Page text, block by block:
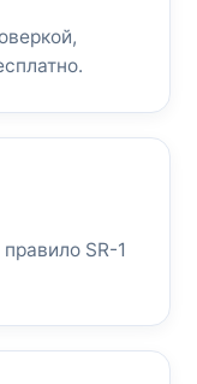
SR-1